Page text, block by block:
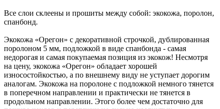
Все слои склеены и прошиты между собой: экокожа, поролон,
спанбонд.
Экокожа «Орегон» с декоративной строчкой, дублированная
поролоном 5 мм, подложкой в виде спанбонда - самая
недорогая и самая покупаемая позиция из экокож! Несмотря
на цену, экокожа «Орегон» обладает хорошей
износостойкостью, а по внешнему виду не уступает дорогим
аналогам. Экокожа на поролоне с подложкой немного тянется
в поперечном направлении и практически не тянется в
продольном направлении. Этого более чем достаточно для